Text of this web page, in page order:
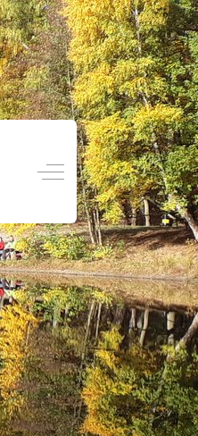
Off-Canvas Toggle